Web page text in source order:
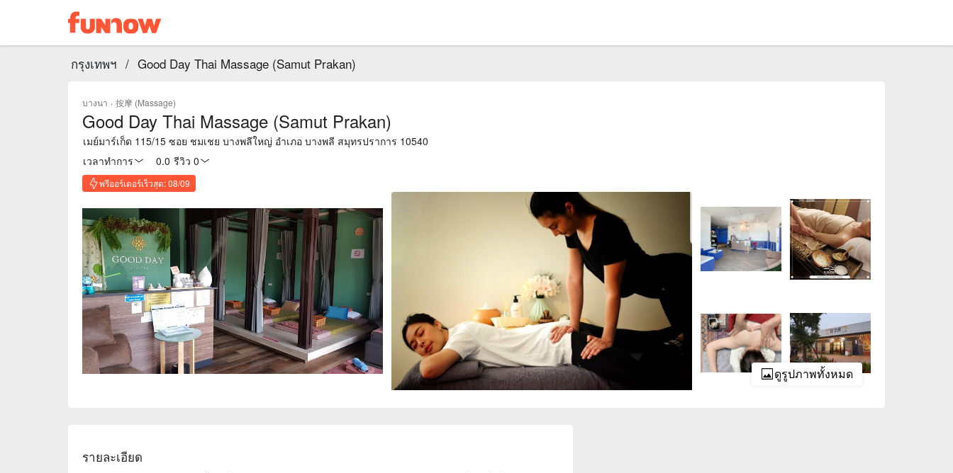
กรุงเทพฯ / Good Day Thai Massage (Samut Prakan)
บางนา · 按摩 (Massage)
Good Day Thai Massage (Samut Prakan)
เมย์มาร์เก็ด 115/15 ซอย ชมเชย บางพลีใหญ่ อำเภอ บางพลี สมุทรปราการ 10540
เวลาทำการ
0.0 รีวิว 0
พรีออร์เดอร์เร็วสุด: 08/09
ดูรูปภาพทั้งหมด
รายละเอียด